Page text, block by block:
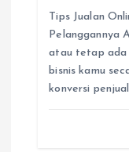
Tips Jualan
Pelanggannya
atau tetap ada
bisnis kamu
konversi